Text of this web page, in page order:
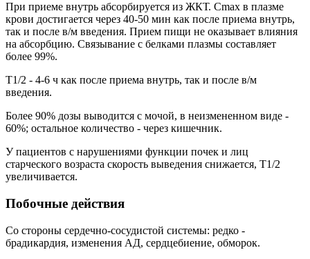
При приеме внутрь абсорбируется из ЖКТ. Cmax в плазме
крови достигается через 40-50 мин как после приема внутрь,
так и после в/м введения. Прием пищи не оказывает влияния
на абсорбцию. Связывание с белками плазмы составляет
более 99%.
T1/2 - 4-6 ч как после приема внутрь, так и после в/м
введения.
Более 90% дозы выводится с мочой, в неизмененном виде -
60%; остальное количество - через кишечник.
У пациентов с нарушениями функции почек и лиц
старческого возраста скорость выведения снижается, T1/2
увеличивается.
Побочные действия
Со стороны сердечно-сосудистой системы: редко -
брадикардия, изменения АД, сердцебиение, обморок.